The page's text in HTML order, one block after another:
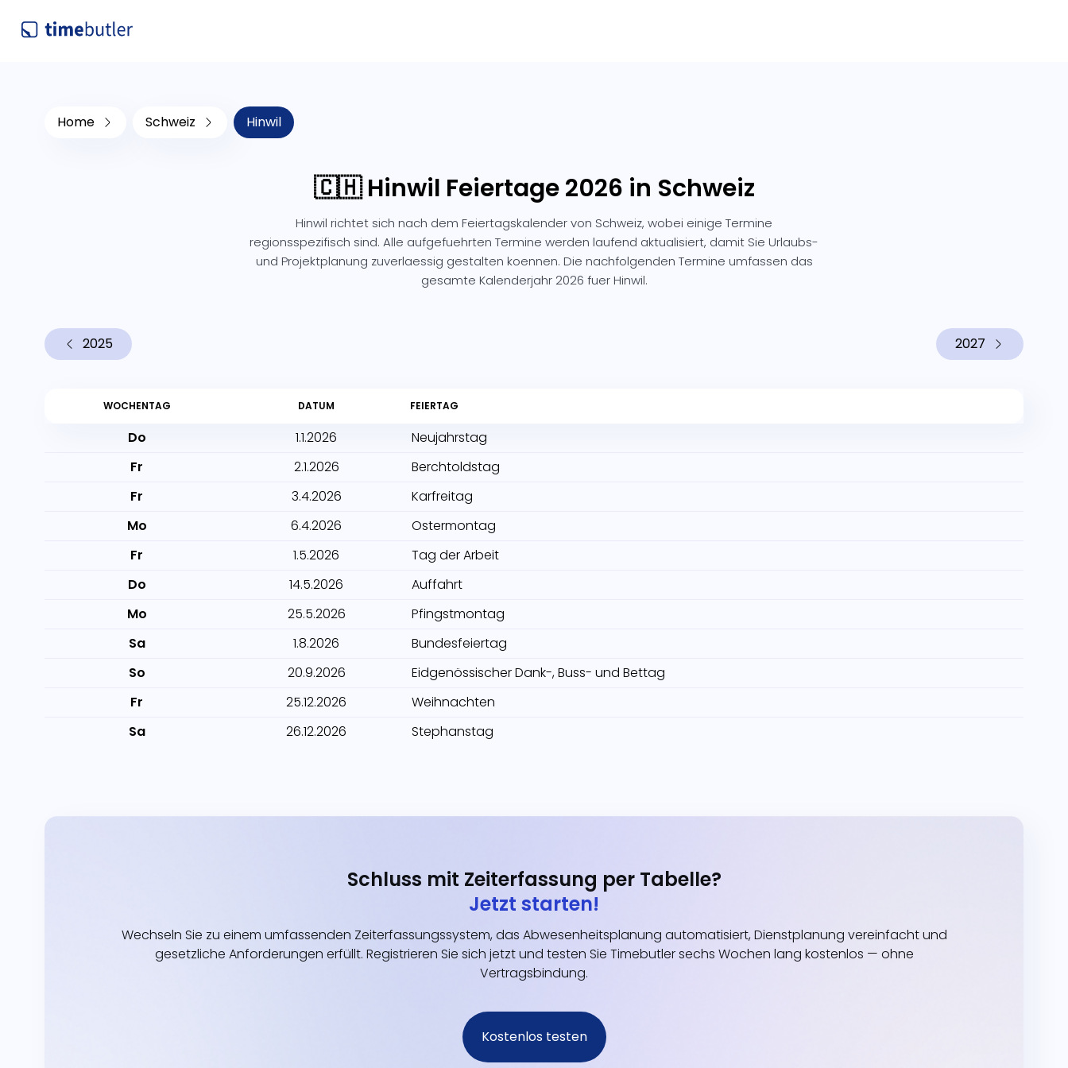
Home Schweiz Hinwil
🇨🇭 Hinwil Feiertage 2026 in Schweiz
Hinwil richtet sich nach dem Feiertagskalender von Schweiz, wobei einige Termine
regionsspezifisch sind. Alle aufgefuehrten Termine werden laufend aktualisiert, damit Sie Urlaubs-
und Projektplanung zuverlaessig gestalten koennen. Die nachfolgenden Termine umfassen das
gesamte Kalenderjahr 2026 fuer Hinwil.
2025 2027
WOCHENTAG DATUM FEIERTAG
Do 1.1.2026
Neujahrstag
Fr
2.1.2026
Berchtoldstag
Fr
3.4.2026
Karfreitag
Mo
6.4.2026
Ostermontag
Fr
1.5.2026
Tag der Arbeit
Do
14.5.2026
Auffahrt
Mo
25.5.2026
Pfingstmontag
Sa
1.8.2026
Bundesfeiertag
So
20.9.2026
Eidgenössischer Dank-, Buss- und Bettag
Fr
25.12.2026
Weihnachten
Sa
26.12.2026 Stephanstag
Schluss mit Zeiterfassung per Tabelle?
Jetzt starten!
Wechseln Sie zu einem umfassenden Zeiterfassungssystem, das Abwesenheitsplanung automatisiert, Dienstplanung vereinfacht und
gesetzliche Anforderungen erfüllt. Registrieren Sie sich jetzt und testen Sie Timebutler sechs Wochen lang kostenlos — ohne
Vertragsbindung.
Kostenlos testen